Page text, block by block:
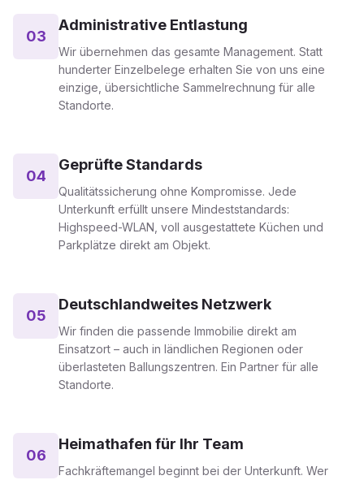
03
Administrative Entlastung
Wir übernehmen das gesamte Management. Statt
hunderter Einzelbelege erhalten Sie von uns eine
einzige, übersichtliche Sammelrechnung für alle
Standorte.
04
Geprüfte Standards
Qualitätssicherung ohne Kompromisse. Jede
Unterkunft erfüllt unsere Mindeststandards:
Highspeed-WLAN, voll ausgestattete Küchen und
Parkplätze direkt am Objekt.
05
Deutschlandweites Netzwerk
Wir finden die passende Immobilie direkt am
Einsatzort – auch in ländlichen Regionen oder
überlasteten Ballungszentren. Ein Partner für alle
Standorte.
06
Heimathafen für Ihr Team
Fachkräftemangel beginnt bei der Unterkunft. Wer